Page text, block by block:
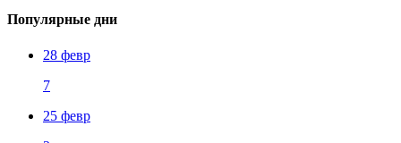
Популярные дни
28 февр
7
25 февр